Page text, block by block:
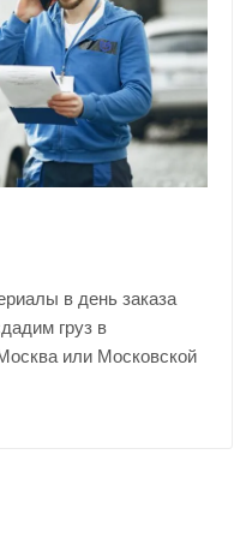
в день заказа
груз в
или Московской